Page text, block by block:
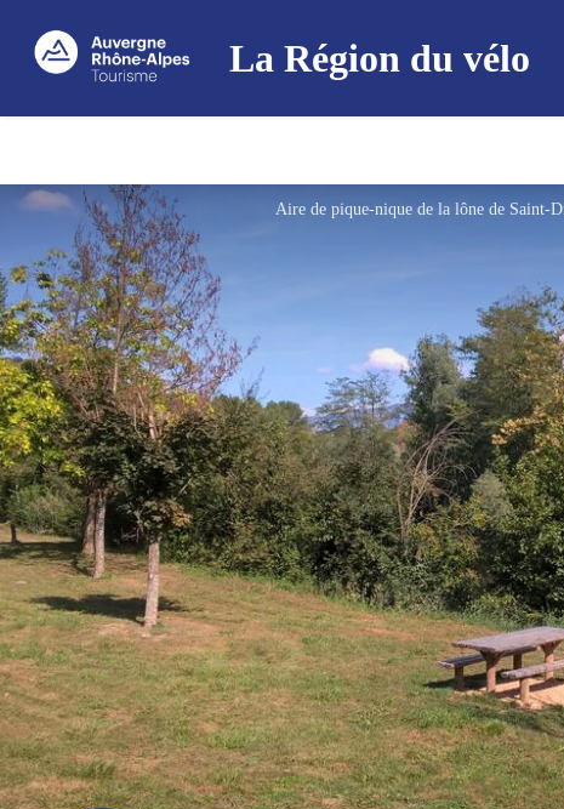
La Région du vélo
Aire de pique-nique de la lône de Saint-